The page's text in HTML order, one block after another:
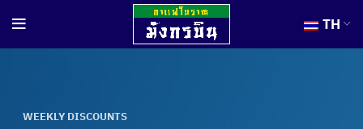
TH
WEEKLY DISCOUNTS